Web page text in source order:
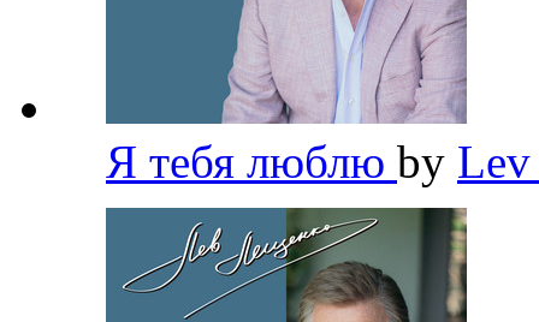
Я тебя люблю by